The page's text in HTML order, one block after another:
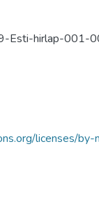
hirlap-001-
licenses/by-